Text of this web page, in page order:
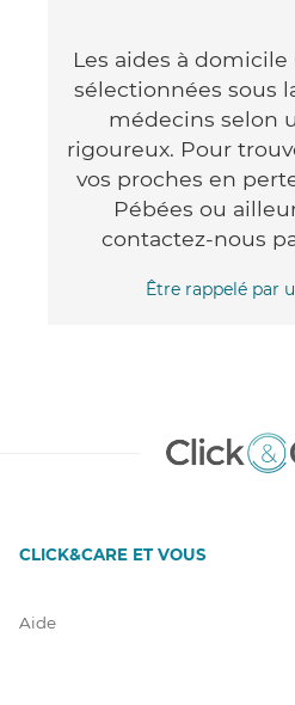
Les aides à
sélectionnées sous
médecins selon
rigoureux. Pour
vos proches en
Pébées ou
contactez-nous
Être rappelé par
CLICK&CARE ET VOUS
Aide